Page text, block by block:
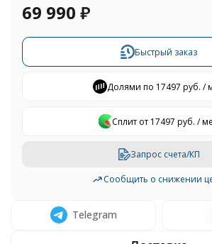
69 990 ₽
Быстрый заказ
Долями по 17497 руб. /
Сплит от 17497 руб. /
Запрос счета/КП
Сообщить о снижении
Telegram